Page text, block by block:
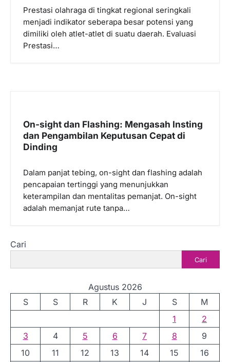
Prestasi olahraga di tingkat regional seringkali
menjadi indikator seberapa besar potensi yang
dimiliki oleh atlet-atlet di suatu daerah. Evaluasi
Prestasi…
On-sight dan Flashing: Mengasah Insting
dan Pengambilan Keputusan Cepat di
Dinding
Dalam panjat tebing, on-sight dan flashing adalah
pencapaian tertinggi yang menunjukkan
keterampilan dan mentalitas pemanjat. On-sight
adalah memanjat rute tanpa…
Cari
Cari
Agustus 2026
S
S R K J S
M
1
2
3
4 5 6 7 8
9
10
11 12 13 14 15
16